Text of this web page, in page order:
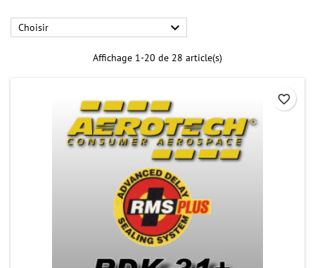
Choisir 
Affichage 1-20 de 28 article(s)
favorite_border